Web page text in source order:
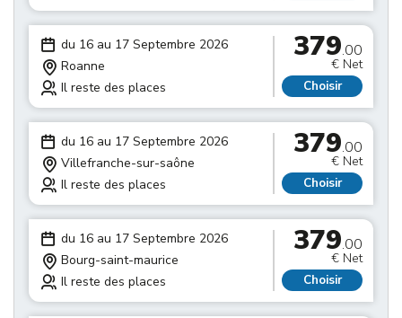
du 16 au 17 Septembre 2026
Roanne
Il reste des places
379.00
€ Net
Choisir
du 16 au 17 Septembre 2026
Villefranche-sur-saône
Il reste des places
379.00
€ Net
Choisir
du 16 au 17 Septembre 2026
Bourg-saint-maurice
Il reste des places
379.00
€ Net
Choisir